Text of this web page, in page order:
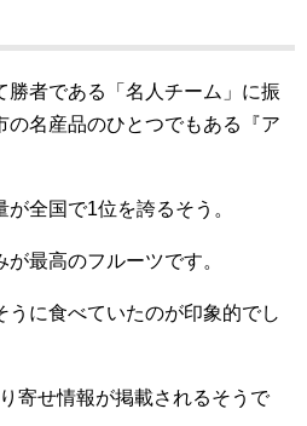
勝者である「名人チーム」に振
の名産品のひとつでもある『ア
全国で1位を誇るそう。
最高のフルーツです。
に食べていたのが印象的でし
寄せ情報が掲載されるそうで